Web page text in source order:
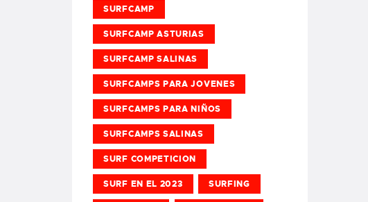
SURFCAMP
SURFCAMP ASTURIAS
SURFCAMP SALINAS
SURFCAMPS PARA JOVENES
SURFCAMPS PARA NIÑOS
SURFCAMPS SALINAS
SURF COMPETICION
SURF EN EL 2023 SURFING